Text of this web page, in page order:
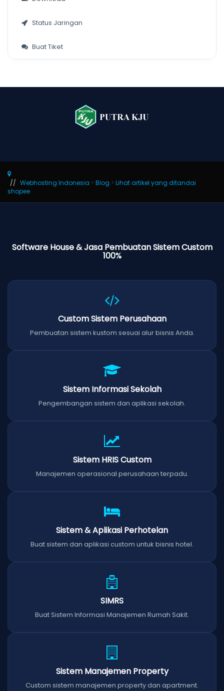
Status Jaringan
Buat Tiket
Webhosting Indonesia > Blog > Lihat artikel yang ditandai
shopee
Software House & Jasa Pembuatan Sistem Custom
100%
Custom Sistem Perusahaan
Pembuatan sistem kustom sesuai alur bisnis Anda.
Sistem Informasi Sekolah
Pengembangan sistem dan aplikasi sekolah.
Sistem HRIS Custom
Manajemen operasional perusahaan terpadu.
Sistem & Aplikasi Perhotelan
Buat sistem dan aplikasi custom untuk bisnis hotel.
SIMRS
Buat Sistem Informasi Manajemen Rumah Sakit.
Sistem Manajemen Property
Custom sistem manajemen property dan apartment.